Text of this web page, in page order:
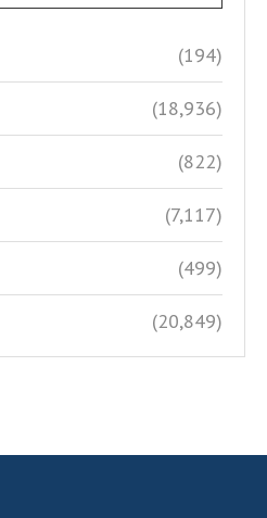
(194)
(18,936)
(822)
(7,117)
(499)
(20,849)